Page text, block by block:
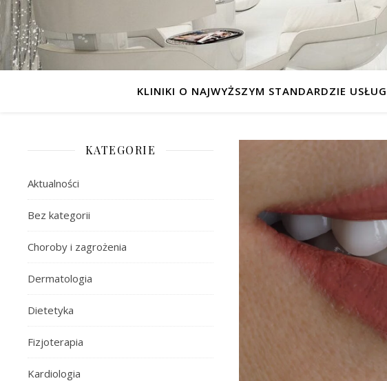
KLINIKI O NAJWYŻSZYM STANDARDZIE USŁUG
KATEGORIE
Aktualności
Bez kategorii
Choroby i zagrożenia
Dermatologia
Dietetyka
Fizjoterapia
Kardiologia